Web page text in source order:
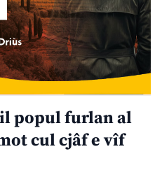
popul furlan al
cul cjâf e vîf